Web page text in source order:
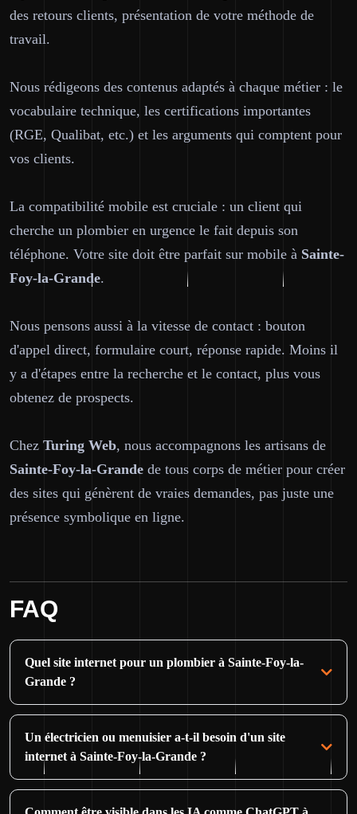
des retours clients, présentation de votre méthode de
travail.
Nous rédigeons des contenus adaptés à chaque métier : le
vocabulaire technique, les certifications importantes
(RGE, Qualibat, etc.) et les arguments qui comptent pour
vos clients.
La compatibilité mobile est cruciale : un client qui
cherche un plombier en urgence le fait depuis son
téléphone. Votre site doit être parfait sur mobile à Sainte-
Foy-la-Grande.
Nous pensons aussi à la vitesse de contact : bouton
d'appel direct, formulaire court, réponse rapide. Moins il
y a d'étapes entre la recherche et le contact, plus vous
obtenez de prospects.
Chez Turing Web, nous accompagnons les artisans de
Sainte-Foy-la-Grande de tous corps de métier pour créer
des sites qui génèrent de vraies demandes, pas juste une
présence symbolique en ligne.
FAQ
Quel site internet pour un plombier à Sainte-Foy-la-
Grande ?
Un électricien ou menuisier a-t-il besoin d'un site
internet à Sainte-Foy-la-Grande ?